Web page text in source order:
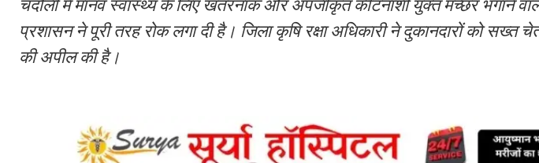
चंदौली में मानव स्वास्थ्य के लिए खतरनाक और अपंजीकृत कीटनाशी युक्त मच्छर भगाने
प्रशासन ने पूरी तरह रोक लगा दी है। जिला कृषि रक्षा अधिकारी ने दुकानदारों को सख्त
की अपील की है।